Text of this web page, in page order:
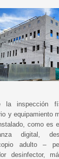
la
y equipamiento
como es
digital,
adulto –
desinfector,